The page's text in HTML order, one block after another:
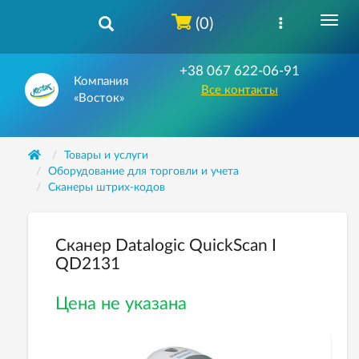
Компания
«Восток»
+38 067 622-06-91
Все контакты
(0)
Товары и услуги
Оборудование для торговли и учета
Сканеры штрих-кодов
Cканер Datalogic QuickScan I
QD2131
Цена не указана